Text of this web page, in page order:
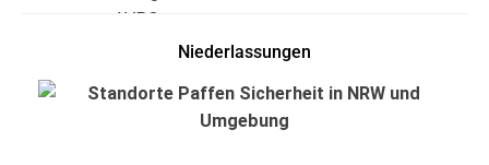
Niederlassungen